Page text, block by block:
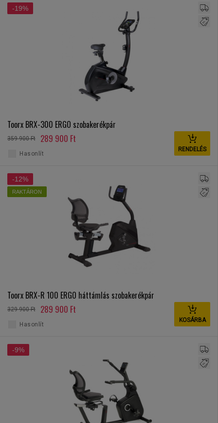
-19%
Toorx BRX-300 ERGO szobakerékpár
359 900 Ft 289 900 Ft
RENDELÉS
Hasonlít
-12%
RAKTÁRON
Toorx BRX-R 100 ERGO háttámlás szobakerékpár
329 900 Ft 289 900 Ft
KOSÁRBA
Hasonlít
-9%